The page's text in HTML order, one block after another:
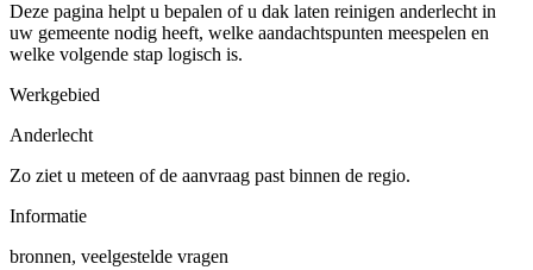
Deze pagina helpt u bepalen of u dak laten reinigen anderlecht in
uw gemeente nodig heeft, welke aandachtspunten meespelen en
welke volgende stap logisch is.
Werkgebied
Anderlecht
Zo ziet u meteen of de aanvraag past binnen de regio.
Informatie
bronnen, veelgestelde vragen